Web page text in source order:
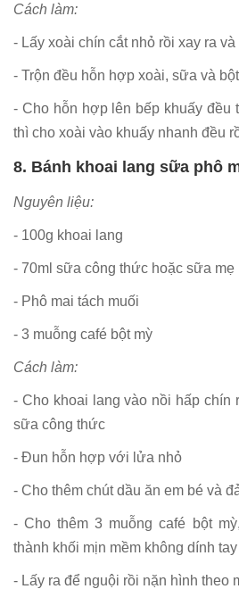
Cách làm:
- Lấy xoài chín cắt nhỏ rồi xay ra và
- Trộn đều hỗn hợp xoài, sữa và
- Cho hỗn hợp lên bếp khuấy đều
thì cho xoài vào khuấy nhanh đều
8. Bánh khoai lang sữa phô
Nguyên liệu:
- 100g khoai lang
- 70ml sữa công thức hoặc sữa mẹ
- Phô mai tách muối
- 3 muỗng café bột mỳ
Cách làm:
- Cho khoai lang vào nồi hấp chín
sữa công thức
- Đun hỗn hợp với lửa nhỏ
- Cho thêm chút dầu ăn em bé và
- Cho thêm 3 muỗng café bột
thành khối mịn mềm không dính tay
- Lấy ra để nguội rồi nặn hình theo